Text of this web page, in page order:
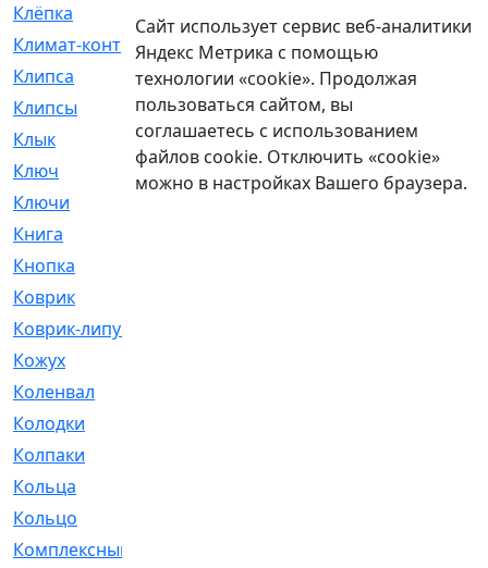
Клёпка
Климат-контроль
[3]
Клипса
[21]
Клипсы
[321]
Клык
[4]
Ключ
[2]
Ключи
Книга
Кнопка
Коврик
Коврик-липучка
Кожух
Коленвал
Колодки
Колпаки
Кольца
Кольцо
Комплексный
Сайт использует сервис веб-аналитики
Яндекс Метрика с помощью
технологии «cookie». Продолжая
пользоваться сайтом, вы
соглашаетесь с использованием
файлов cookie. Отключить «cookie»
можно в настройках Вашего браузера.